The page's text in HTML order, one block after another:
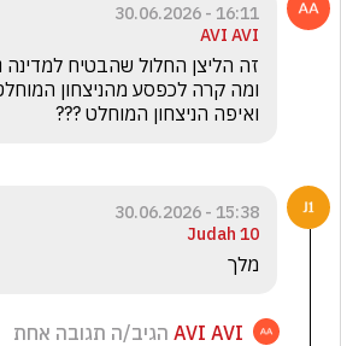
16:11 - 30.06.2026
AVI AVI
ואיפה הניצחון המוחלט ???
15:38 - 30.06.2026
Judah 10
מלך
AVI AVI הגיב/ה תגובה אחת